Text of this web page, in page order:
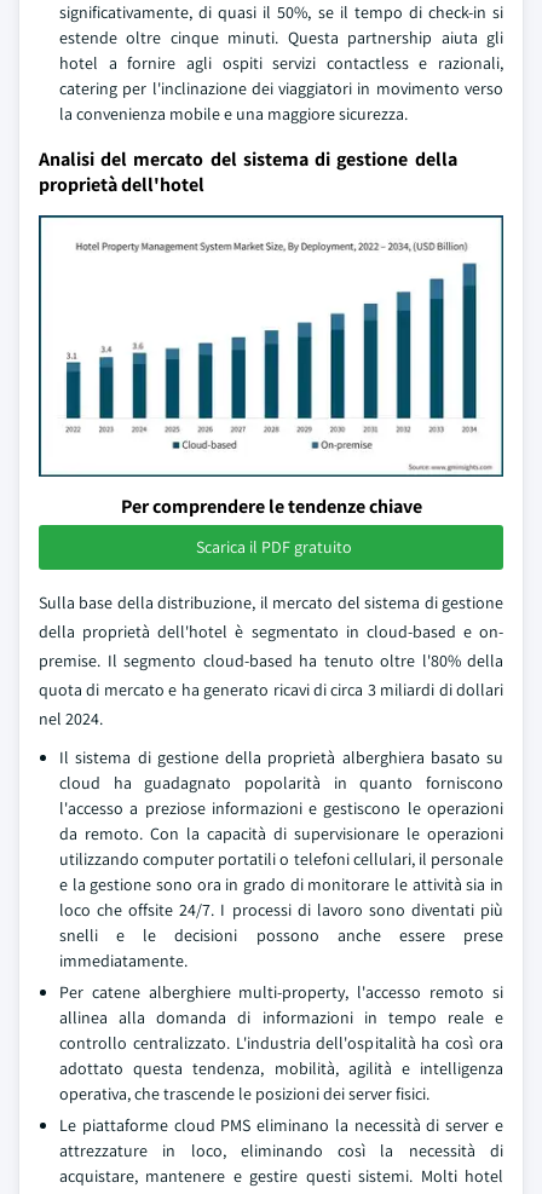
significativamente, di quasi il 50%, se il tempo di check-in si
estende oltre cinque minuti. Questa partnership aiuta gli
hotel a fornire agli ospiti servizi contactless e razionali,
catering per l'inclinazione dei viaggiatori in movimento verso
la convenienza mobile e una maggiore sicurezza.
Analisi del mercato del sistema di gestione della
proprietà dell'hotel
Per comprendere le tendenze chiave
Scarica il PDF gratuito
Sulla base della distribuzione, il mercato del sistema di gestione
della proprietà dell'hotel è segmentato in cloud-based e on-
premise. Il segmento cloud-based ha tenuto oltre l'80% della
quota di mercato e ha generato ricavi di circa 3 miliardi di dollari
nel 2024.
Il sistema di gestione della proprietà alberghiera basato su
cloud ha guadagnato popolarità in quanto forniscono
l'accesso a preziose informazioni e gestiscono le operazioni
da remoto. Con la capacità di supervisionare le operazioni
utilizzando computer portatili o telefoni cellulari, il personale
e la gestione sono ora in grado di monitorare le attività sia in
loco che offsite 24/7. I processi di lavoro sono diventati più
snelli e le decisioni possono anche essere prese
immediatamente.
Per catene alberghiere multi-property, l'accesso remoto si
allinea alla domanda di informazioni in tempo reale e
controllo centralizzato. L'industria dell'ospitalità ha così ora
adottato questa tendenza, mobilità, agilità e intelligenza
operativa, che trascende le posizioni dei server fisici.
Le piattaforme cloud PMS eliminano la necessità di server e
attrezzature in loco, eliminando così la necessità di
acquistare, mantenere e gestire questi sistemi. Molti hotel